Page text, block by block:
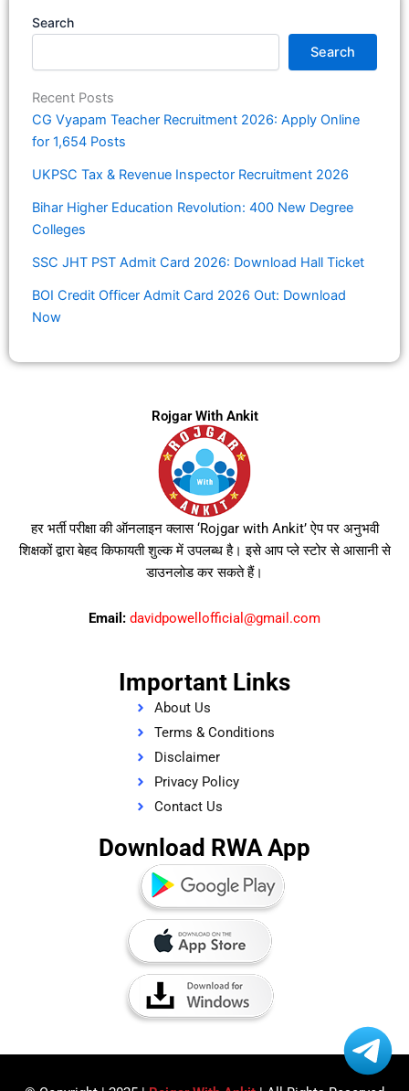
Search
Search
Recent Posts
CG Vyapam Teacher Recruitment 2026: Apply Online
for 1,654 Posts
UKPSC Tax & Revenue Inspector Recruitment 2026
Bihar Higher Education Revolution: 400 New Degree
Colleges
SSC JHT PST Admit Card 2026: Download Hall Ticket
BOI Credit Officer Admit Card 2026 Out: Download
Now
Rojgar With Ankit
हर भर्ती परीक्षा की ऑनलाइन क्लास ‘Rojgar with Ankit’ ऐप पर अनुभवी
शिक्षकों द्वारा बेहद किफायती शुल्क में उपलब्ध है। इसे आप प्ले स्टोर से आसानी से
डाउनलोड कर सकते हैं।
Email: davidpowellofficial@gmail.com
Important Links
About Us
Terms & Conditions
Disclaimer
Privacy Policy
Contact Us
Download RWA App